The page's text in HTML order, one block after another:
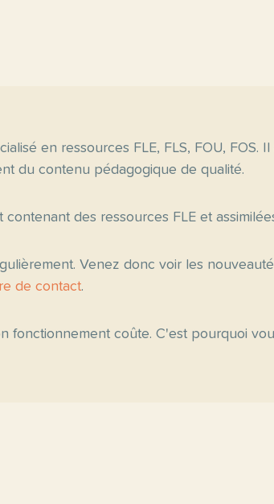
en ressources FLE, FLS, FOU, FOS.
du contenu pédagogique de qualité.
des ressources FLE et
Venez donc voir les
de contact.
fonctionnement coûte. C'est pourquoi